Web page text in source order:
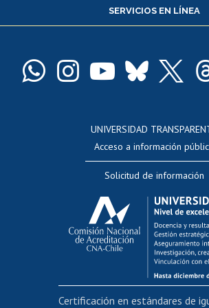
Pago de arancel y crédito
Docentes
Evaluación docente
Calificación académica
Postulación al AUCAI
Funcionarias/os
Cursos internos de
Bienestar del personal
Portal de movilidad
SERVICIOS EN LÍNEA
UNIVERSIDAD
Acceso a información
Solicitud de información
Certificación en estándares de